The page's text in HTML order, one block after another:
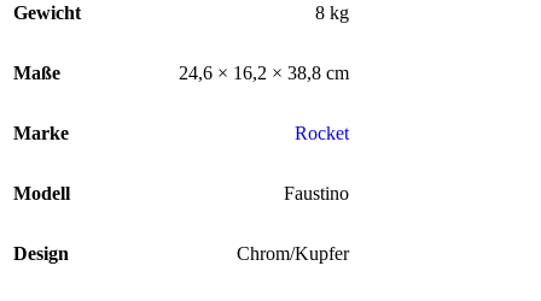
Gewicht 8 kg
Maße 24,6 × 16,2 × 38,8 cm
Marke Rocket
Modell Faustino
Design Chrom/Kupfer